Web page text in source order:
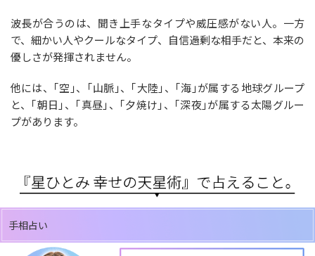
波長が合うのは、聞き上手なタイプや威圧感がない人。一方
で、細かい人やクールなタイプ、自信過剰な相手だと、本来の
優しさが発揮されません。
他には、｢空｣、｢山脈｣、｢大陸｣、｢海｣が属する地球グループ
と、｢朝日｣、｢真昼｣、｢夕焼け｣、｢深夜｣が属する太陽グルー
プがあります。
手相占い